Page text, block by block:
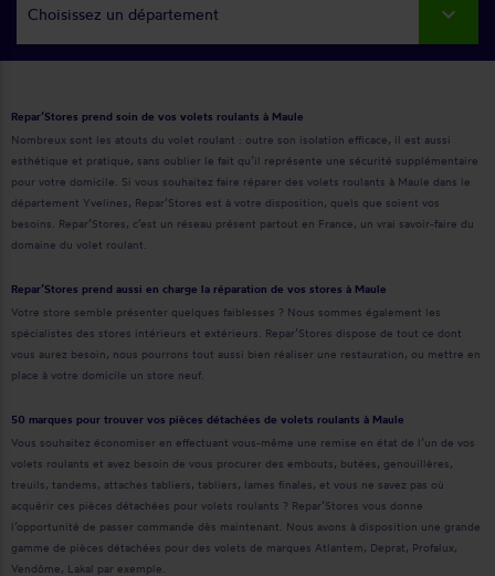
Choisissez un département
Repar’Stores prend soin de vos volets roulants à Maule
Nombreux sont les atouts du volet roulant : outre son isolation efficace, il est aussi
esthétique et pratique, sans oublier le fait qu’il représente une sécurité supplémentaire
pour votre domicile. Si vous souhaitez faire réparer des volets roulants à Maule dans le
département Yvelines, Repar’Stores est à votre disposition, quels que soient vos
besoins. Repar’Stores, c’est un réseau présent partout en France, un vrai savoir-faire du
domaine du volet roulant.
Repar’Stores prend aussi en charge la réparation de vos stores à Maule
Votre store semble présenter quelques faiblesses ? Nous sommes également les
spécialistes des stores intérieurs et extérieurs. Repar’Stores dispose de tout ce dont
vous aurez besoin, nous pourrons tout aussi bien réaliser une restauration, ou mettre en
place à votre domicile un store neuf.
50 marques pour trouver vos pièces détachées de volets roulants à Maule
Vous souhaitez économiser en effectuant vous-même une remise en état de l’un de vos
volets roulants et avez besoin de vous procurer des embouts, butées, genouillères,
treuils, tandems, attaches tabliers, tabliers, lames finales, et vous ne savez pas où
acquérir ces pièces détachées pour volets roulants ? Repar’Stores vous donne
l’opportunité de passer commande dès maintenant. Nous avons à disposition une grande
gamme de pièces détachées pour des volets de marques Atlantem, Deprat, Profalux,
Vendôme, Lakal par exemple.